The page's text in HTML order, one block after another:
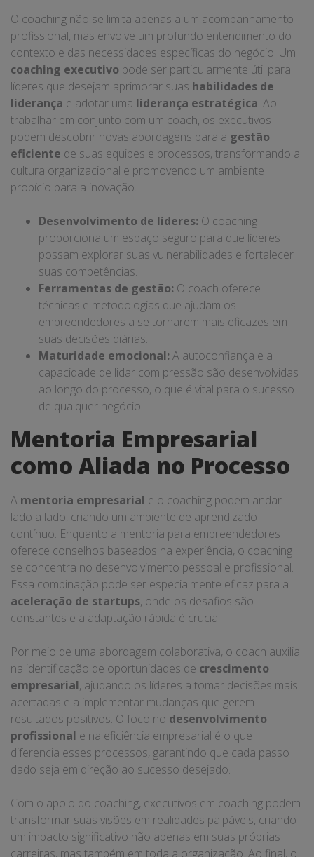
O coaching não se limita apenas a um acompanhamento
profissional, mas envolve um profundo entendimento do
contexto e das necessidades específicas do negócio. Um
coaching executivo pode ser particularmente útil para
líderes que desejam aprimorar suas habilidades de
liderança e adotar uma liderança estratégica. Ao
trabalhar em conjunto com um coach, os executivos
podem descobrir novas abordagens para a gestão
eficiente de suas equipes e processos, transformando a
cultura organizacional e promovendo um ambiente
propício para a inovação.
Desenvolvimento de líderes: O coaching
proporciona um espaço seguro para que líderes
possam explorar suas vulnerabilidades e fortalecer
suas competências.
Ferramentas de gestão: O coach oferece
técnicas e metodologias que ajudam os
empreendedores a se tornarem mais eficazes em
suas decisões diárias.
Maturidade emocional: A autoconfiança e a
capacidade de lidar com pressão são desenvolvidas
ao longo do processo, o que é vital para o sucesso
de qualquer negócio.
Mentoria Empresarial
como Aliada no Processo
A mentoria empresarial e o coaching podem andar
lado a lado, criando um ambiente de aprendizado
contínuo. Enquanto a mentoria para empreendedores
oferece conselhos baseados na experiência, o coaching
se concentra no desenvolvimento pessoal e profissional.
Essa combinação pode ser especialmente eficaz para a
aceleração de startups, onde os desafios são
constantes e a adaptação rápida é crucial.
Por meio de uma abordagem colaborativa, o coach auxilia
na identificação de oportunidades de crescimento
empresarial, ajudando os líderes a tomar decisões mais
acertadas e a implementar mudanças que gerem
resultados positivos. O foco no desenvolvimento
profissional e na eficiência empresarial é o que
diferencia esses processos, garantindo que cada passo
dado seja em direção ao sucesso desejado.
Com o apoio do coaching, executivos em coaching podem
transformar suas visões em realidades palpáveis, criando
um impacto significativo não apenas em suas próprias
carreiras, mas também em toda a organização. Ao final, o